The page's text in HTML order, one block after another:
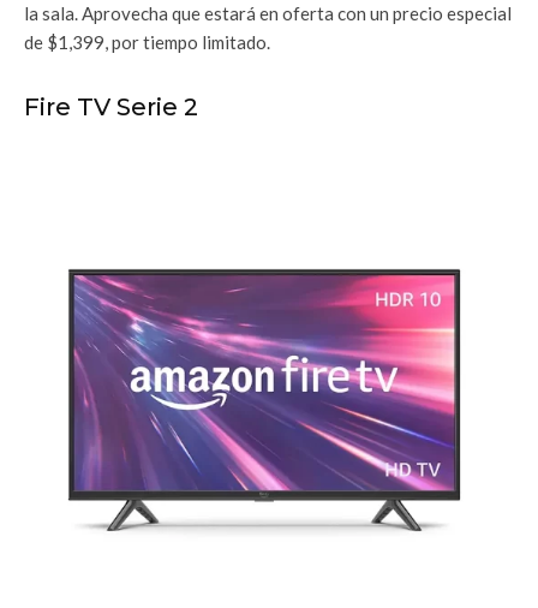
la sala. Aprovecha que estará en oferta con un precio especial
de $1,399, por tiempo limitado.
Fire TV Serie 2